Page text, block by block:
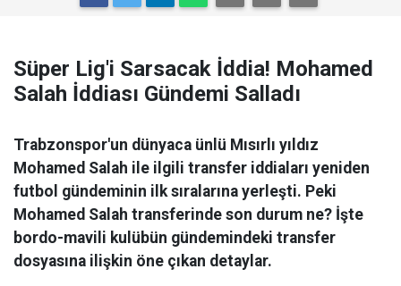
Süper Lig'i Sarsacak İddia! Mohamed
Salah İddiası Gündemi Salladı
Trabzonspor'un dünyaca ünlü Mısırlı yıldız
Mohamed Salah ile ilgili transfer iddiaları yeniden
futbol gündeminin ilk sıralarına yerleşti. Peki
Mohamed Salah transferinde son durum ne? İşte
bordo-mavili kulübün gündemindeki transfer
dosyasına ilişkin öne çıkan detaylar.